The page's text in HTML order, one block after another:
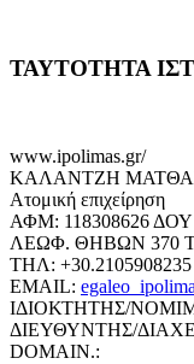
ΤΑΥΤΟΤΗΤΑ
www.ipolimas.gr/
ΚΑΛΑΝΤΖΗ
Ατομική επιχείρηση
ΑΦΜ: 118308626
ΛΕΩΦ. ΘΗΒΩΝ 370
ΤΗΛ: +30.2105908235
EMAIL:
ΙΔΙΟΚΤΗΤΗΣ/
ΔΙΕΥΘΥΝΤΗΣ/
DOMAIN.: